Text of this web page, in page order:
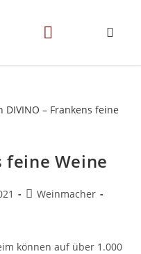
feine Weine
Weinmacher
können auf über 1.000